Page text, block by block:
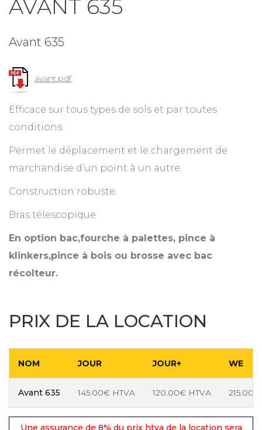
AVANT 635
Avant 635
avant.pdf
Efficace sur tous types de sols et par toutes
conditions.
Permet le déplacement et le chargement de
marchandise d’un point à un autre.
Construction robuste.
Bras télescopique
En option bac,fourche à palettes, pince à
klinkers,pince à bois ou brosse avec bac
récolteur.
PRIX DE LA LOCATION
NOM JOUR JOUR+ WE
Avant 635 145.00€ HTVA 120.00€ HTVA
Une assurance de 8% du prix htva de la location sera